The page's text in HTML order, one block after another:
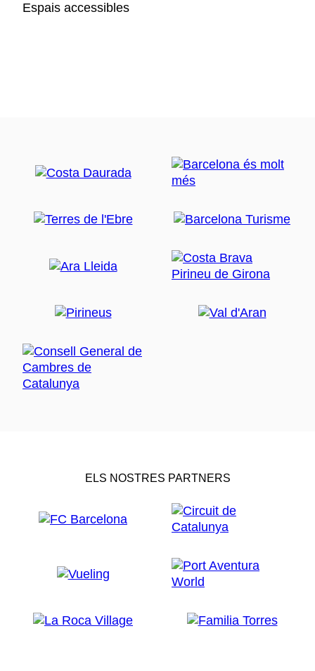
Espais accessibles
ELS NOSTRES PARTNERS